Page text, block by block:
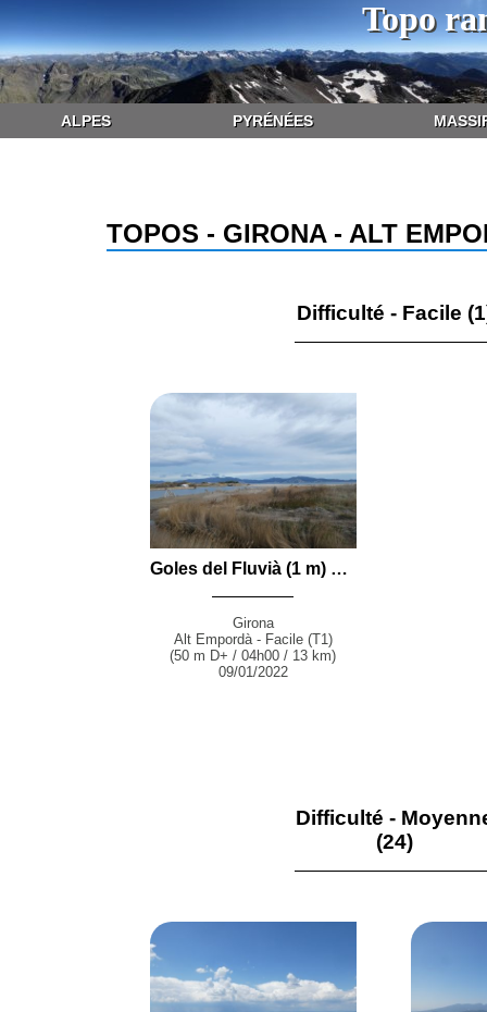
Topo
ALPES PYRÉNÉES
TOPOS - GIRONA - ALT
Difficulté - Facile
Goles del Fluvià (1 m) en boucle par le Càmping las Dunas, la Platja de Sant Pere Pescador et le Club Nautic de Sant Pere Pescador depuis l'Armentera
Girona
Alt Empordà - Facile (T1)
(50 m D+ / 04h00 / 13 km)
09/01/2022
Difficulté -
(24)